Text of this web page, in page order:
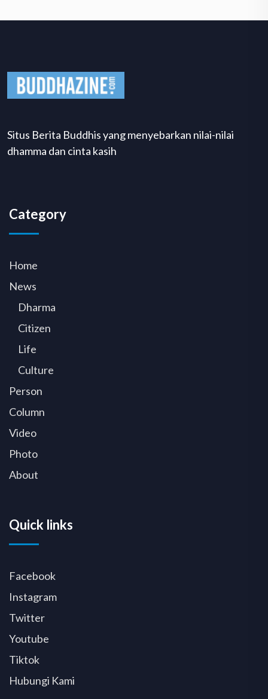
Situs Berita Buddhis yang menyebarkan nilai-nilai
dhamma dan cinta kasih
Category
Home
News
Dharma
Citizen
Life
Culture
Person
Column
Video
Photo
About
Quick links
Facebook
Instagram
Twitter
Youtube
Tiktok
Hubungi Kami